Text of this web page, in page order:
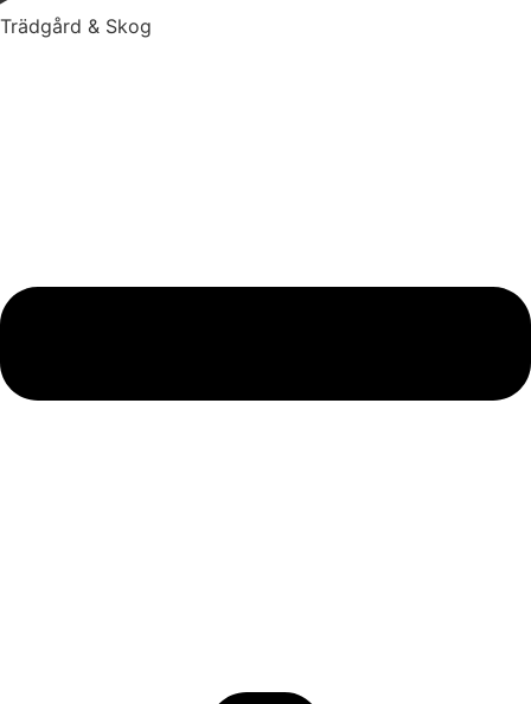
Trädgård & Skog